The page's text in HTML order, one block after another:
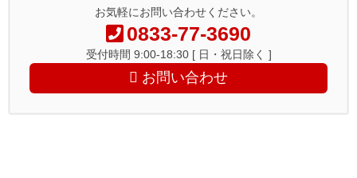
お気軽にお問い合わせください。
0833-77-3690
受付時間 9:00-18:30 [ 日・祝日除く ]
お問い合わせ